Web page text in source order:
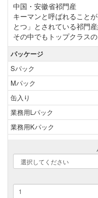
中国・安徽省祁門産
キーマンと呼ばれること
とつ」とされている祁門産
その中でもトップクラス
パッケージ
Sパック
Mパック
缶入り
業務用Lパック
業務用Kパック